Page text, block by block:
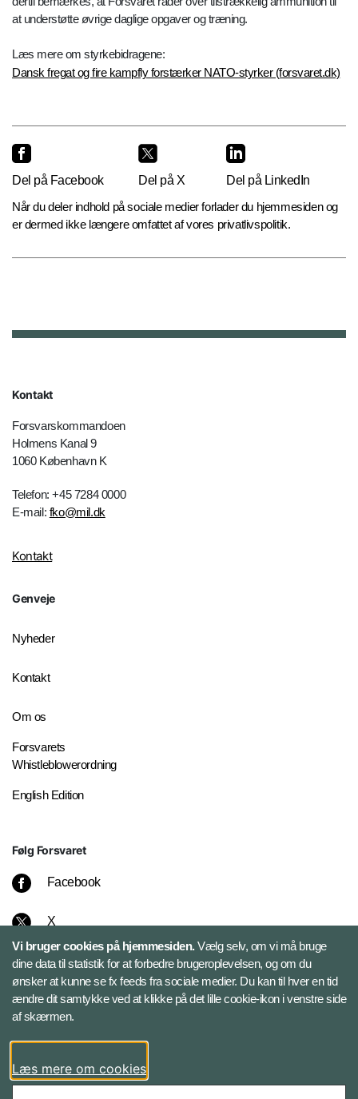
at understøtte øvrige daglige opgaver og træning.
Læs mere om styrkebidragene:
Dansk fregat og fire kampfly forstærker NATO-styrker (forsvaret.dk)
Del på Facebook Del på X
Del på LinkedIn
Når du deler indhold på sociale medier forlader du hjemmesiden og
er dermed ikke længere omfattet af vores privatlivspolitik.
Kontakt
Forsvarskommandoen
Holmens Kanal 9
1060 København K
Telefon: +45 7284 0000
E-mail: fko@mil.dk
Kontakt
Genveje
Nyheder
Kontakt
Om os
Forsvarets
Whistleblowerordning
English Edition
Følg Forsvaret
Facebook
X
Instagram
Bluesky
LinkedIn
Vi bruger cookies på hjemmesiden.Vælg selv, om vi må bruge
dine data til statistik for at forbedre brugeroplevelsen, og om du
ønsker at kunne se fx feeds fra sociale medier. Du kan til hver en tid
ændre dit samtykke ved at klikke på det lille cookie-ikon i venstre side
af skærmen.
Læs mere om cookies